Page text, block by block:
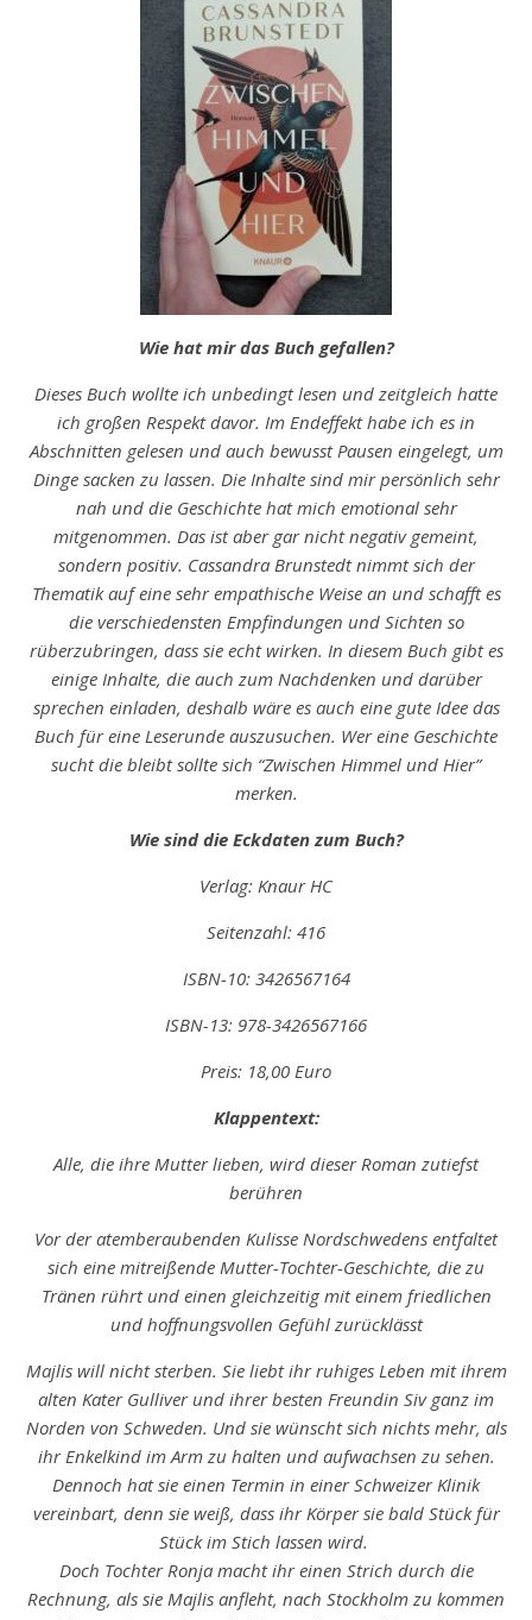
Wie hat mir das Buch gefallen?
Dieses Buch wollte ich unbedingt lesen und zeitgleich hatte
ich großen Respekt davor. Im Endeffekt habe ich es in
Abschnitten gelesen und auch bewusst Pausen eingelegt, um
Dinge sacken zu lassen. Die Inhalte sind mir persönlich sehr
nah und die Geschichte hat mich emotional sehr
mitgenommen. Das ist aber gar nicht negativ gemeint,
sondern positiv. Cassandra Brunstedt nimmt sich der
Thematik auf eine sehr empathische Weise an und schafft es
die verschiedensten Empfindungen und Sichten so
rüberzubringen, dass sie echt wirken. In diesem Buch gibt es
einige Inhalte, die auch zum Nachdenken und darüber
sprechen einladen, deshalb wäre es auch eine gute Idee das
Buch für eine Leserunde auszusuchen. Wer eine Geschichte
sucht die bleibt sollte sich “Zwischen Himmel und Hier”
merken.
Wie sind die Eckdaten zum Buch?
Verlag: Knaur HC
Seitenzahl: 416
ISBN-10: 3426567164
ISBN-13:‎ 978-3426567166
Preis: 18,00 Euro
Klappentext:
Alle, die ihre Mutter lieben, wird dieser Roman zutiefst
berühren
Vor der atemberaubenden Kulisse Nordschwedens entfaltet
sich eine mitreißende Mutter-Tochter-Geschichte, die zu
Tränen rührt und einen gleichzeitig mit einem friedlichen
und hoffnungsvollen Gefühl zurücklässt
Majlis will nicht sterben. Sie liebt ihr ruhiges Leben mit ihrem
alten Kater Gulliver und ihrer besten Freundin Siv ganz im
Norden von Schweden. Und sie wünscht sich nichts mehr, als
ihr Enkelkind im Arm zu halten und aufwachsen zu sehen.
Dennoch hat sie einen Termin in einer Schweizer Klinik
vereinbart, denn sie weiß, dass ihr Körper sie bald Stück für
Stück im Stich lassen wird.
Doch Tochter Ronja macht ihr einen Strich durch die
Rechnung, als sie Majlis anfleht, nach Stockholm zu kommen